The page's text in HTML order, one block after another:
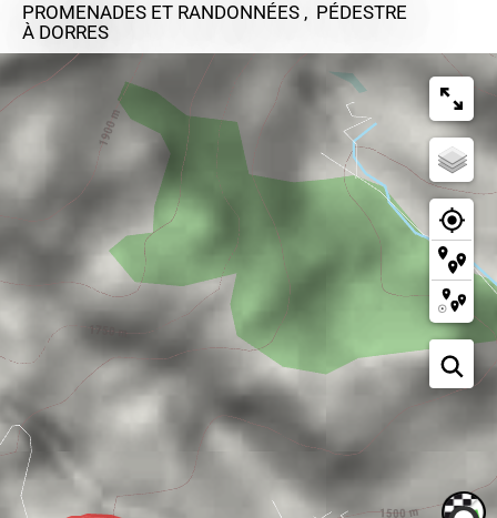
PROMENADES ET RANDONNÉES , PÉDESTRE
À DORRES